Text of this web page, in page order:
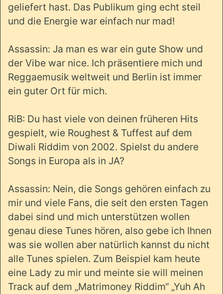
geliefert hast. Das Publikum ging echt steil
und die Energie war einfach nur mad!
Assassin: Ja man es war ein gute Show und
der Vibe war nice. Ich präsentiere mich und
Reggaemusik weltweit und Berlin ist immer
ein guter Ort für mich.
RiB: Du hast viele von deinen früheren Hits
gespielt, wie Roughest & Tuffest auf dem
Diwali Riddim von 2002. Spielst du andere
Songs in Europa als in JA?
Assassin: Nein, die Songs gehören einfach zu
mir und viele Fans, die seit den ersten Tagen
dabei sind und mich unterstützen wollen
genau diese Tunes hören, also gebe ich Ihnen
was sie wollen aber natürlich kannst du nicht
alle Tunes spielen. Zum Beispiel kam heute
eine Lady zu mir und meinte sie will meinen
Track auf dem „Matrimoney Riddim“ „Yuh Ah